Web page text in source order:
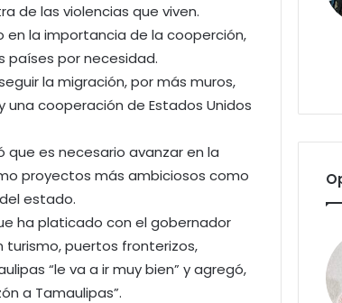
de las violencias que viven.
en la importancia de la cooperción,
países por necesidad.
la migración, por más muros,
cooperación de Estados Unidos
es necesario avanzar en la
proyectos más ambiciosos como
estado.
ha platicado con el gobernador
turismo, puertos fronterizos,
“le va a ir muy bien” y agregó,
a Tamaulipas”.